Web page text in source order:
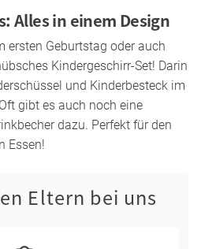
Alles in einem Design
ersten Geburtstag oder auch
Kindergeschirr-Set! Darin
und Kinderbesteck im
gibt es auch noch eine
dazu. Perfekt für den
Essen!
Eltern bei uns